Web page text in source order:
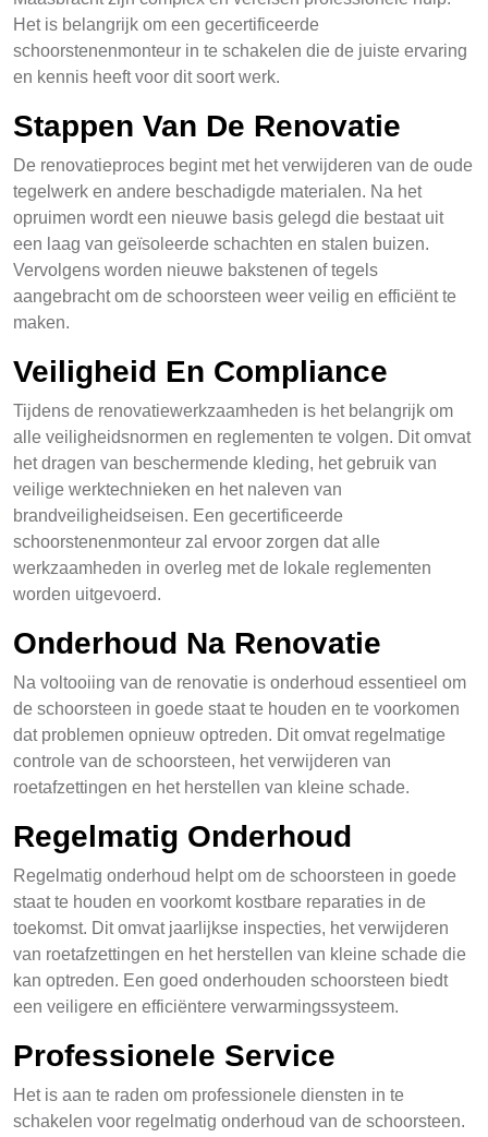
Het is belangrijk om een gecertificeerde
schoorstenenmonteur in te schakelen die de juiste ervaring
en kennis heeft voor dit soort werk.
Stappen Van De Renovatie
De renovatieproces begint met het verwijderen van de oude
tegelwerk en andere beschadigde materialen. Na het
opruimen wordt een nieuwe basis gelegd die bestaat uit
een laag van geïsoleerde schachten en stalen buizen.
Vervolgens worden nieuwe bakstenen of tegels
aangebracht om de schoorsteen weer veilig en efficiënt te
maken.
Veiligheid En Compliance
Tijdens de renovatiewerkzaamheden is het belangrijk om
alle veiligheidsnormen en reglementen te volgen. Dit omvat
het dragen van beschermende kleding, het gebruik van
veilige werktechnieken en het naleven van
brandveiligheidseisen. Een gecertificeerde
schoorstenenmonteur zal ervoor zorgen dat alle
werkzaamheden in overleg met de lokale reglementen
worden uitgevoerd.
Onderhoud Na Renovatie
Na voltooiing van de renovatie is onderhoud essentieel om
de schoorsteen in goede staat te houden en te voorkomen
dat problemen opnieuw optreden. Dit omvat regelmatige
controle van de schoorsteen, het verwijderen van
roetafzettingen en het herstellen van kleine schade.
Regelmatig Onderhoud
Regelmatig onderhoud helpt om de schoorsteen in goede
staat te houden en voorkomt kostbare reparaties in de
toekomst. Dit omvat jaarlijkse inspecties, het verwijderen
van roetafzettingen en het herstellen van kleine schade die
kan optreden. Een goed onderhouden schoorsteen biedt
een veiligere en efficiëntere verwarmingssysteem.
Professionele Service
Het is aan te raden om professionele diensten in te
schakelen voor regelmatig onderhoud van de schoorsteen.